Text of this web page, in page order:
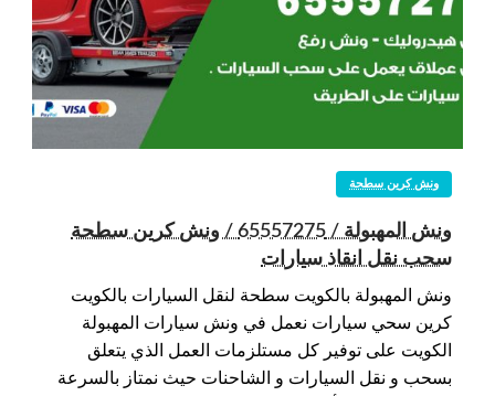
ونش كرين سطحة
ونش المهبولة / 65557275 / ونش كرين سطحة
سحب نقل انقاذ سيارات
ونش المهبولة بالكويت سطحة لنقل السيارات بالكويت
كرين سحي سيارات نعمل في ونش سيارات المهبولة
الكويت على توفير كل مستلزمات العمل الذي يتعلق
بسحب و نقل السيارات و الشاحنات حيث نمتاز بالسرعة